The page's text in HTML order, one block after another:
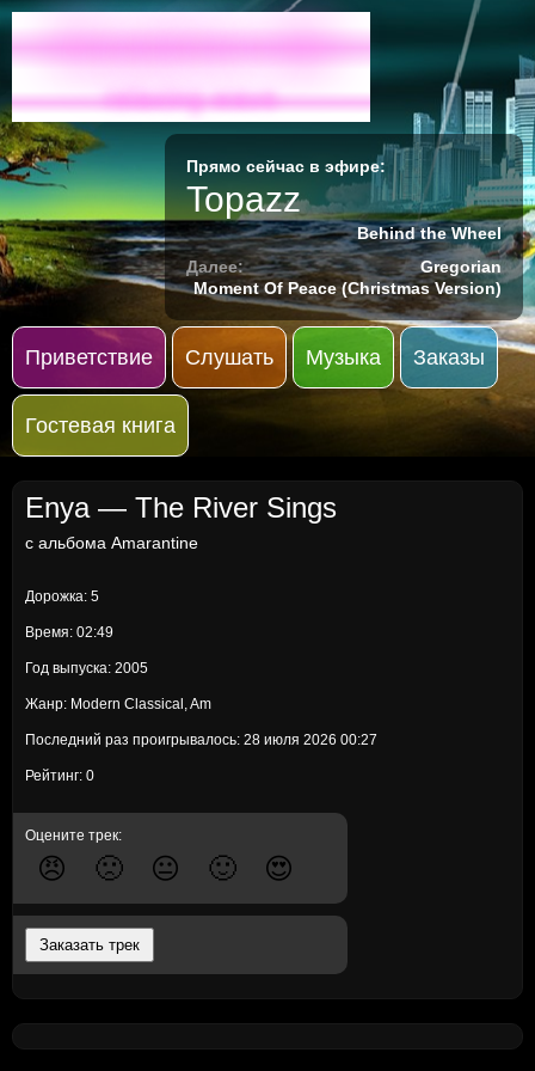
Radio-M
relaxing wave
Прямо сейчас в эфире:
Topazz
Behind the Wheel
Далее:
Gregorian
Moment Of Peace (Christmas Version)
Приветствие Слушать Музыка Заказы
Гостевая книга
Enya — The River Sings
с альбома Amarantine
Дорожка: 5
Время: 02:49
Год выпуска: 2005
Жанр: Modern Classical, Am
Последний раз проигрывалось: 28 июля 2026 00:27
Рейтинг: 0
Оцените трек:
😠 🙁 😐 🙂 😍
Заказать трек